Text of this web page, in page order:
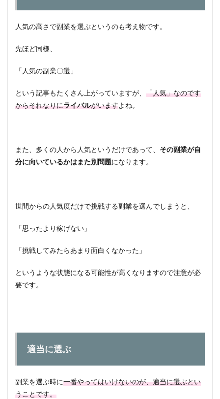
人気の高さで副業を選ぶというのも考え物です。
先ほど同様、
「人気の副業〇選」
という記事もたくさん上がっていますが、 「人気」なのです
からそれなりにライバルがいますよね。
また、多くの人から人気というだけであって、 その副業が自
分に向いているかはまた別問題になります。
世間からの人気度だけで挑戦する副業を選んでしまうと、
「思ったより稼げない」
「挑戦してみたらあまり面白くなかった」
というような状態になる可能性が高くなりますので注意が必
要です。
適当に選ぶ
副業を選ぶ時に一番やってはいけないのが、適当に選ぶとい
うことです。